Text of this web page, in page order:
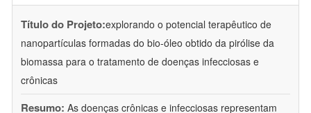
Título do Projeto:explorando o potencial terapêutico de
nanopartículas formadas do bio-óleo obtido da pirólise da
biomassa para o tratamento de doenças infecciosas e
crônicas
Resumo: As doenças crônicas e infecciosas representam